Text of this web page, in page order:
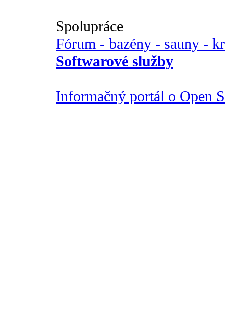
Spolupráce
Fórum - bazény - sauny -
Softwarové služby
Informačný portál o Open